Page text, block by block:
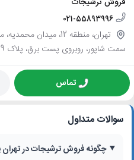
021-55893996
تهران، منطقه 12، میدان
سمت شاپور، روبروی پست برق، پلاک 849
تماس
سوالات متداول
چگونه فروش ترشیجات در تهران